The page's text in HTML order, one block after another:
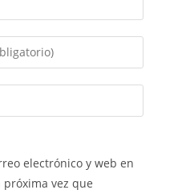
electrónico y web en
vez que